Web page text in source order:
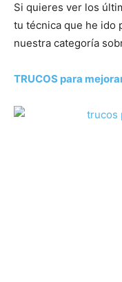
Si quieres ver los
tu técnica que he ido
nuestra categoría
TRUCOS para